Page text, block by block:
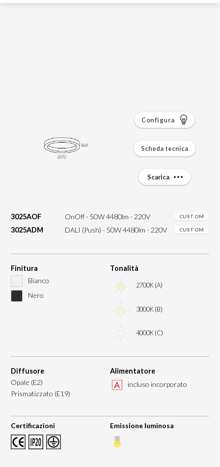
3025AOF OnOff - 50W 4480lm - 220V CUSTOM
3025ADM DALI (Push) - 50W 4480lm - 220V CUSTOM
Finitura
Bianco
Nero
Tonalità
2700K (A)
3000K (B)
4000K (C)
Diffusore
Opale (E2)
Prismatizzato (E19)
Alimentatore
incluso incorporato
Certificazioni Emissione luminosa
Configura
Scheda tecnica
Scarica